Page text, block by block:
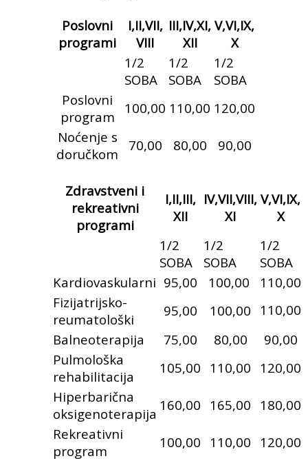
Poslovni
programi
I,II,VII,
VIII
III,IV,XI,
XII
V,VI,IX,
X
1/2
SOBA
1/2
SOBA
1/2
SOBA
Poslovni
program
100,00 110,00 120,00
Noćenje s
doručkom
70,00 80,00 90,00
Zdravstveni i
rekreativni
programi
I,II,III,
XII
IV,VII,VIII,
XI
V,VI,IX,
X
1/2
SOBA
1/2
SOBA
1/2
SOBA
Kardiovaskularni 95,00 100,00
110,00
Fizijatrijsko-
reumatološki
95,00 100,00 110,00
Balneoterapija
75,00 80,00
90,00
Pulmološka
rehabilitacija
105,00 110,00 120,00
Hiperbarična
oksigenoterapija
160,00 165,00 180,00
Rekreativni
program
100,00 110,00 120,00